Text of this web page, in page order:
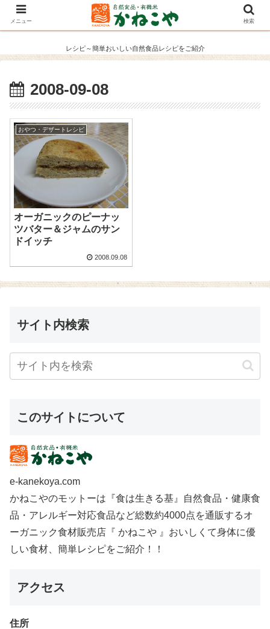
レシピ～簡単おいしい自然食品レシピをご紹介
2008-09-08
おやつ・デザートレシピ
オーガニックのピーナッ
ツバター＆ジャムのサン
ドイッチ
2008.09.08
サイト内検索
このサイトについて
e-kanekoya.com
かねこやのモットーは『食は生きる基』自然食品・健康食
品・アレルギー対応食品など総数約4000点を通販するオ
ーガニック食材販売店『 かねこや 』おいしくて身体に優
しい食材、簡単レシピをご紹介！！
アクセス
住所
メニュー 検索